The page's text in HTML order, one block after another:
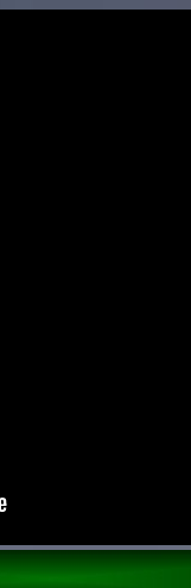
Desember 1990